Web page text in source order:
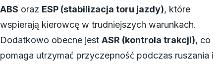
ABS oraz ESP (stabilizacja toru jazdy), które
wspierają kierowcę w trudniejszych warunkach.
Dodatkowo obecne jest ASR (kontrola trakcji), co
pomaga utrzymać przyczepność podczas ruszania i